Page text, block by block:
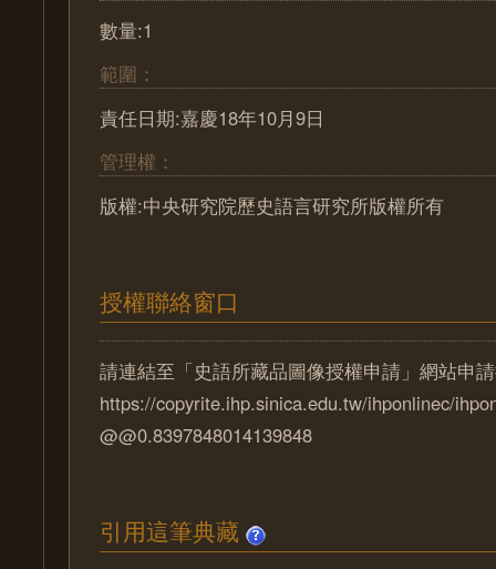
數量:1
範圍：
責任日期:嘉慶18年10月9日
管理權：
版權:中央研究院歷史語言研究所版權所有
授權聯絡窗口
請連結至「史語所藏品圖像授權申請」網站申
https://copyrite.ihp.sinica.edu.tw/ihponlinec/
@@0.8397848014139848
引用這筆典藏